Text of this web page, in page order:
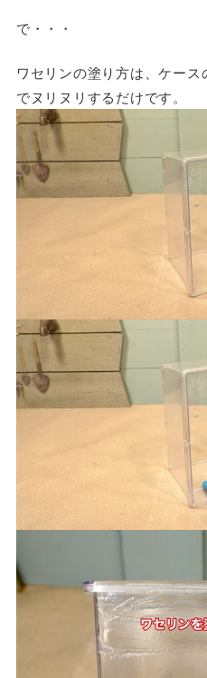
で・・・
ワセリンの塗り方は、ケー
でヌリヌリするだけです。